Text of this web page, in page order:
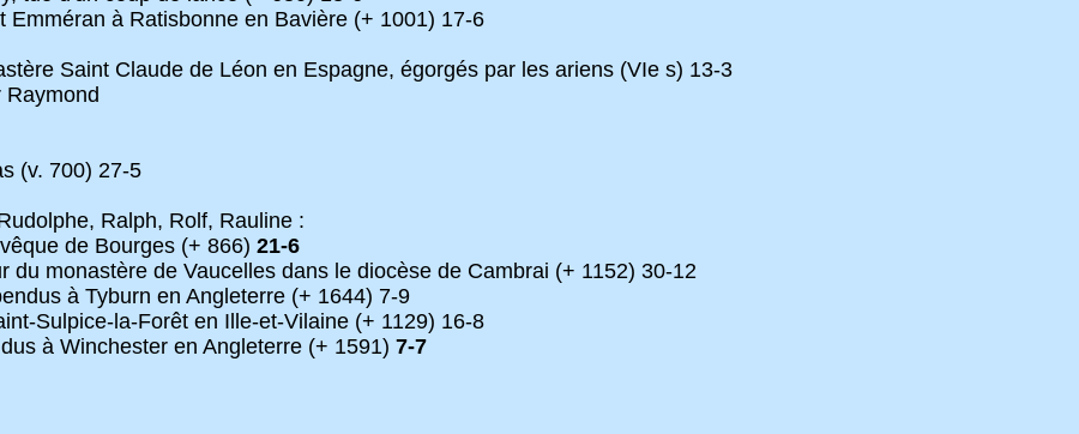
à Ratisbonne en Bavière (+ 1001) 17-6
Saint Claude de Léon en Espagne, égorgés par les ariens (VIe s) 13-3
(v. 700) 27-5
Ralph, Rolf, Rauline :
de Bourges (+ 866) 21-6
du monastère de Vaucelles dans le diocèse de Cambrai (+ 1152) 30-12
à Tyburn en Angleterre (+ 1644) 7-9
Sulpice-la-Forêt en Ille-et-Vilaine (+ 1129) 16-8
à Winchester en Angleterre (+ 1591) 7-7